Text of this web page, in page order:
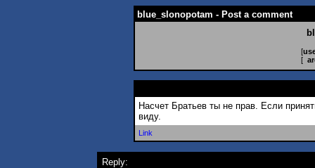
blue_slonopotam - Post a comment
[
[
Насчет Братьев ты не прав. Если
виду.
Link
Reply: